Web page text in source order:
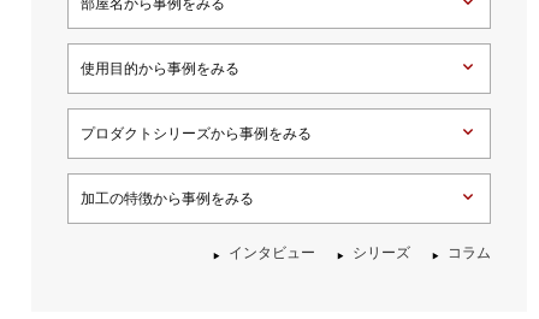
使用目的から事例をみる
プロダクトシリーズから事例をみる
加工の特徴から事例をみる
インタビュー シリーズ コラム